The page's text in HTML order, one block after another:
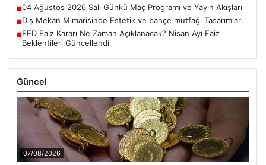
■04 Ağustos 2026 Salı Günkü Maç Programı ve Yayın Akışları
■Dış Mekan Mimarisinde Estetik ve bahçe mutfağı Tasarımları
■FED Faiz Kararı Ne Zaman Açıklanacak? Nisan Ayı Faiz
Beklentileri Güncellendi
Güncel
07/08/2026